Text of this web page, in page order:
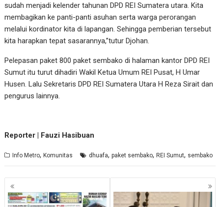
sudah menjadi kelender tahunan DPD REI Sumatera utara. Kita
membagikan ke panti-panti asuhan serta warga perorangan
melalui kordinator kita di lapangan. Sehingga pemberian tersebut
kita harapkan tepat sasarannya,”tutur Djohan.
Pelepasan paket 800 paket sembako di halaman kantor DPD REI
Sumut itu turut dihadiri Wakil Ketua Umum REI Pusat, H Umar
Husen. Lalu Sekretaris DPD REI Sumatera Utara H Reza Sirait dan
pengurus lainnya.
Reporter | Fauzi Hasibuan
Info Metro,Komunitas dhuafa,paket sembako,REI Sumut, sembako
Navigasi
pos